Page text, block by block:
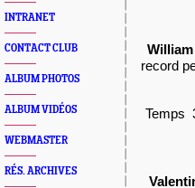
INTRANET
CONTACT CLUB
ALBUM PHOTOS
ALBUM VIDÉOS
WEBMASTER
RÉS. ARCHIVES
record
Temps